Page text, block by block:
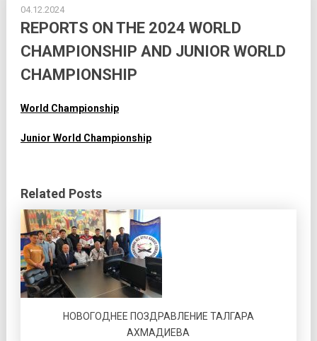
04.12.2024
REPORTS ON THE 2024 WORLD
CHAMPIONSHIP AND JUNIOR WORLD
CHAMPIONSHIP
World Championship
Junior World Championship
Related Posts
НОВОГОДНЕЕ ПОЗДРАВЛЕНИЕ ТАЛГАРА
АХМАДИЕВА